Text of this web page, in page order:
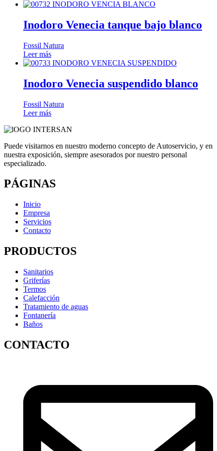
Inodoro Venecia tanque bajo blanco
Fossil Natura
Leer más
Inodoro Venecia suspendido blanco
Fossil Natura
Leer más
Puede visitarnos en nuestro moderno concepto de Autoservicio, y en
nuestra exposición, siempre asesorados por nuestro personal
especializado.
PÁGINAS
Inicio
Empresa
Servicios
Contacto
PRODUCTOS
Sanitarios
Griferías
Termos
Calefacción
Tratamiento de aguas
Fontanería
Baños
CONTACTO